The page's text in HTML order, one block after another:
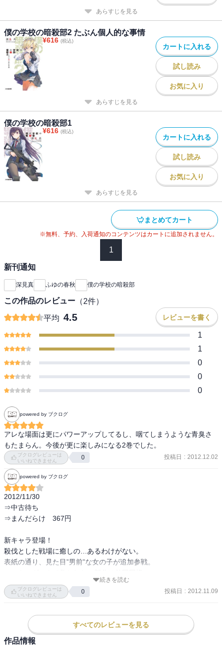
あらすじを見る
僕の学校の暗殺部2 たぶん個人的な事情
¥616 (税込)
カートに入れる
試し読み
お気に入り
あらすじを見る
僕の学校の暗殺部1
¥616 (税込)
カートに入れる
試し読み
お気に入り
あらすじを見る
まとめてカート
※無料、予約、入荷通知のコンテンツはカートに追加されません。
1
新刊通知
深見真 ふゆの春秋 僕の学校の暗殺部
この作品のレビュー （2件）
平均 4.5 レビューを書く
1
1
0
0
0
powered by ブクログ
アレな場面は更にパワーアップしてるし、咽てしまうような青臭さ
もたまらん。今後が更に楽しみになる2巻でした。
ブクログレビューは
いいねできません
0 投稿日 : 2012.12.02
powered by ブクログ
2012/11/30
⇒中古待ち
⇒まんだらけ　367円
新キャラ登場！
殺伐とした戦場に癒しの…あるわけがない。
表紙の通り、見た目”男前”な女の子が追加参戦。
といっても、本巻は次回の展開への準備でしか
ないのかもしれないが、、、
今回は表紙パンチラは無し。
太ももの▽隙間を描きかったんだろう、多分そうだろう。
※腰と太ももの位置からして、どんだけケツが小さいんだと
続きを読む
ブクログレビューは
いいねできません
0 投稿日 : 2012.11.09
すべてのレビューを見る
作品情報